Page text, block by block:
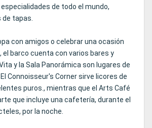
de todo el mundo,
de tapas.
con amigos o celebrar una ocasión
el barco cuenta con varios bares y
y la Sala Panorámica son lugares de
Connoisseur's Corner sirve licores de
puros., mientras que el Arts Café
que incluye una cafetería, durante el
por la noche.